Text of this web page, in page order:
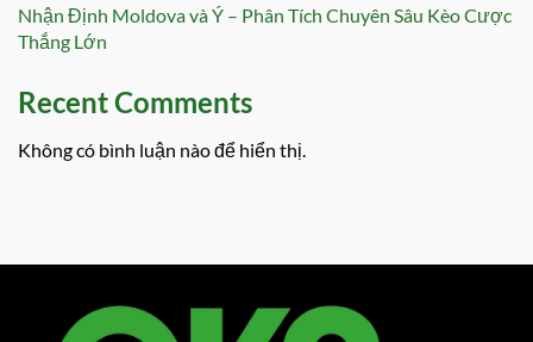
Nhận Định Moldova và Ý – Phân Tích Chuyên Sâu Kèo Cược
Thắng Lớn
Recent Comments
Không có bình luận nào để hiển thị.